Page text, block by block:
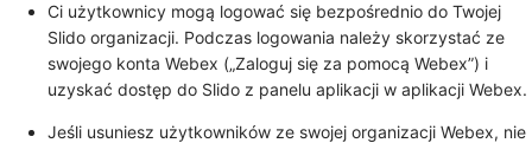
Ci użytkownicy mogą logować się bezpośrednio do Twojej
Slido organizacji. Podczas logowania należy skorzystać ze
swojego konta Webex („Zaloguj się za pomocą Webex”) i
uzyskać dostęp do Slido z panelu aplikacji w aplikacji Webex.
Jeśli usuniesz użytkowników ze swojej organizacji Webex, nie